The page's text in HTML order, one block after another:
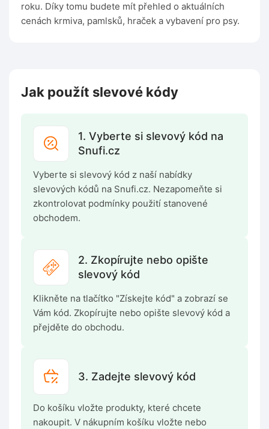
roku. Díky tomu budete mít přehled o aktuálních
cenách krmiva, pamlsků, hraček a vybavení pro psy.
Jak použít slevové kódy
1. Vyberte si slevový kód na
Snufi.cz
Vyberte si slevový kód z naší nabídky
slevových kódů na Snufi.cz. Nezapomeňte si
zkontrolovat podmínky použití stanovené
obchodem.
2. Zkopírujte nebo opište
slevový kód
Klikněte na tlačítko "Získejte kód" a zobrazí se
Vám kód. Zkopírujte nebo opište slevový kód a
přejděte do obchodu.
3. Zadejte slevový kód
Do košíku vložte produkty, které chcete
nakoupit. V nákupním košíku vložte nebo